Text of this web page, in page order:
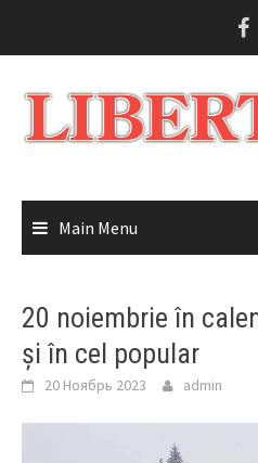
Main Menu
20 noiembrie în
și în cel popular
20 Ноябрь 2023 admin